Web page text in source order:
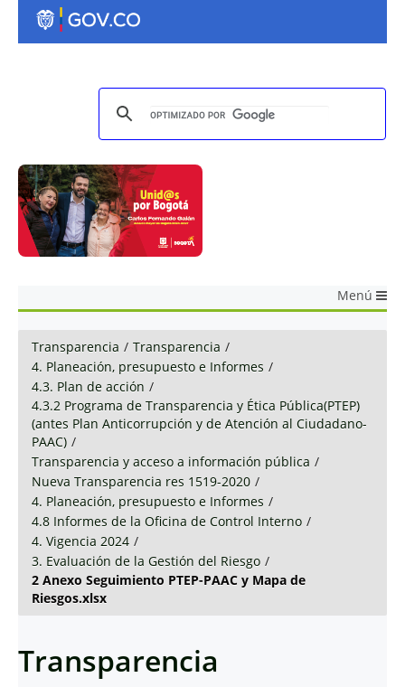
Menú
Transparencia / Transparencia /
4. Planeación, presupuesto e Informes /
4.3. Plan de acción /
4.3.2 Programa de Transparencia y Ética Pública(PTEP)
(antes Plan Anticorrupción y de Atención al Ciudadano-
PAAC) /
Transparencia y acceso a información pública /
Nueva Transparencia res 1519-2020 /
4. Planeación, presupuesto e Informes /
4.8 Informes de la Oficina de Control Interno /
4. Vigencia 2024 /
3. Evaluación de la Gestión del Riesgo /
2 Anexo Seguimiento PTEP-PAAC y Mapa de
Riesgos.xlsx
Transparencia